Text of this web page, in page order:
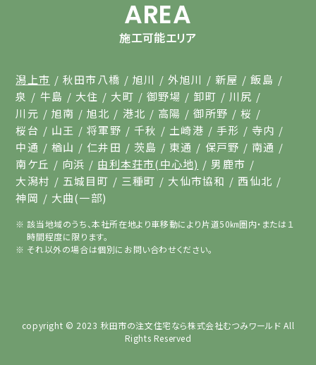
AREA
施工可能エリア
潟上市 秋田市八橋 旭川 外旭川 新屋
飯島
泉
牛島 大住 大町 御野場 卸町
川尻
川元
旭南 旭北 港北 高陽 御所野
桜
桜台
山王 将軍野 千秋 土崎港 手形
寺内
中通
楢山 仁井田 茨島 東通 保戸野
南通
南ケ丘
向浜 由利本荘市(中心地)
男鹿市
大潟村
五城目町 三種町 大仙市協和
西仙北
神岡
大曲(一部)
該当地域のうち、本社所在地より車移動により片道50㎞圏内・または１
時間程度に限ります。
それ以外の場合は個別にお問い合わせください。
copyright © 2023 秋田市の注文住宅なら株式会社むつみワールド All
Rights Reserved